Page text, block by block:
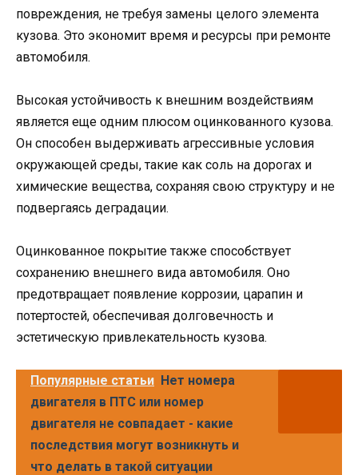
повреждения, не требуя замены целого элемента
кузова. Это экономит время и ресурсы при ремонте
автомобиля.
Высокая устойчивость к внешним воздействиям
является еще одним плюсом оцинкованного кузова.
Он способен выдерживать агрессивные условия
окружающей среды, такие как соль на дорогах и
химические вещества, сохраняя свою структуру и не
подвергаясь деградации.
Оцинкованное покрытие также способствует
сохранению внешнего вида автомобиля. Оно
предотвращает появление коррозии, царапин и
потертостей, обеспечивая долговечность и
эстетическую привлекательность кузова.
Популярные статьи Нет номера
двигателя в ПТС или номер
двигателя не совпадает - какие
последствия могут возникнуть и
что делать в такой ситуации